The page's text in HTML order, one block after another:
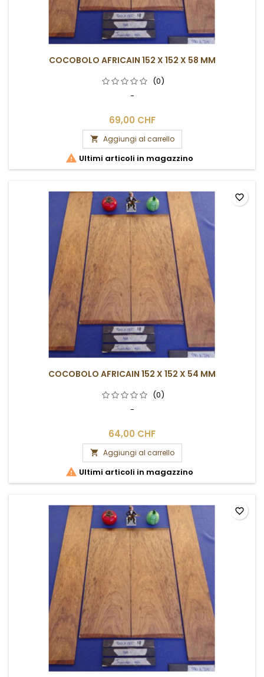
COCOBOLO AFRICAIN 152 X 152 X 58 MM
(0)
-
69,00 CHF
 Aggiungi al carrello
 Ultimi articoli in magazzino
COCOBOLO AFRICAIN 152 X 152 X 54 MM
(0)
-
64,00 CHF
 Aggiungi al carrello
 Ultimi articoli in magazzino
favorite_border
favorite_border